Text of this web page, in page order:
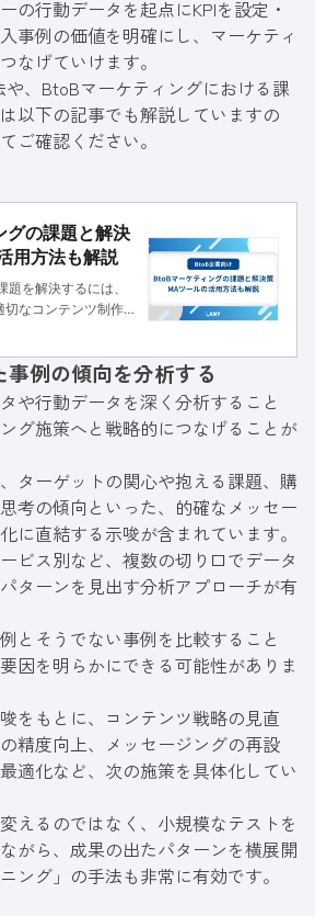
の行動データを起点にKPIを設定・
事例の価値を明確にし、マーケティ
なげていけます。
や、BtoBマーケティングにおける課
以下の記事でも解説していますの
ご確認ください。
グの課題と解決
用方法も解説
を解決するには、
なコンテンツ制作、
が重要です。本記事
。 例の傾向を分析する
や行動データを深く分析すること
グ施策へと戦略的につなげることが
ターゲットの関心や抱える課題、購
考の傾向といった、的確なメッセー
に直結する示唆が含まれています。
ビス別など、複数の切り口でデータ
ターンを見出す分析アプローチが有
とそうでない事例を比較すること
因を明らかにできる可能性がありま
をもとに、コンテンツ戦略の見直
精度向上、メッセージングの再設
適化など、次の施策を具体化してい
えるのではなく、小規模なテストを
がら、成果の出たパターンを横展開
ング」の手法も非常に有効です。